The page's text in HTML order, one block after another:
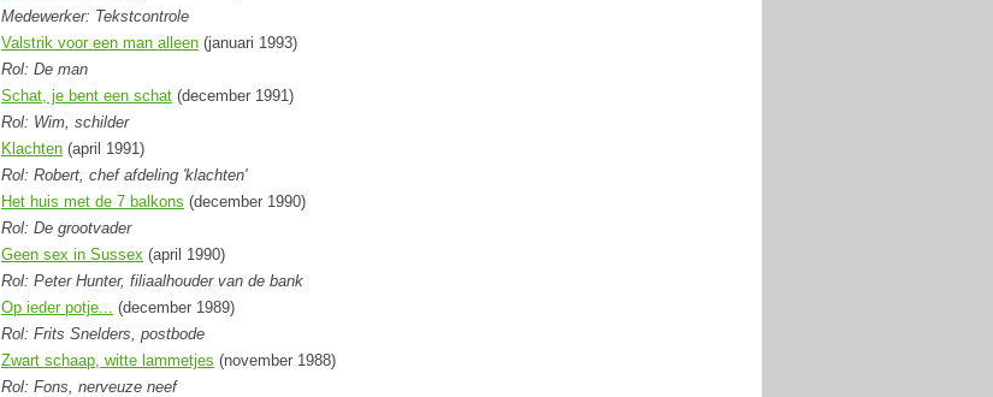
Medewerker: Tekstcontrole
Valstrik voor een man alleen (januari 1993)
Rol: De man
Schat, je bent een schat (december 1991)
Rol: Wim, schilder
Klachten (april 1991)
Rol: Robert, chef afdeling 'klachten'
Het huis met de 7 balkons (december 1990)
Rol: De grootvader
Geen sex in Sussex (april 1990)
Rol: Peter Hunter, filiaalhouder van de bank
Op ieder potje...
(december 1989)
Rol: Frits Snelders, postbode
Zwart schaap, witte lammetjes (november 1988)
Rol: Fons, nerveuze neef